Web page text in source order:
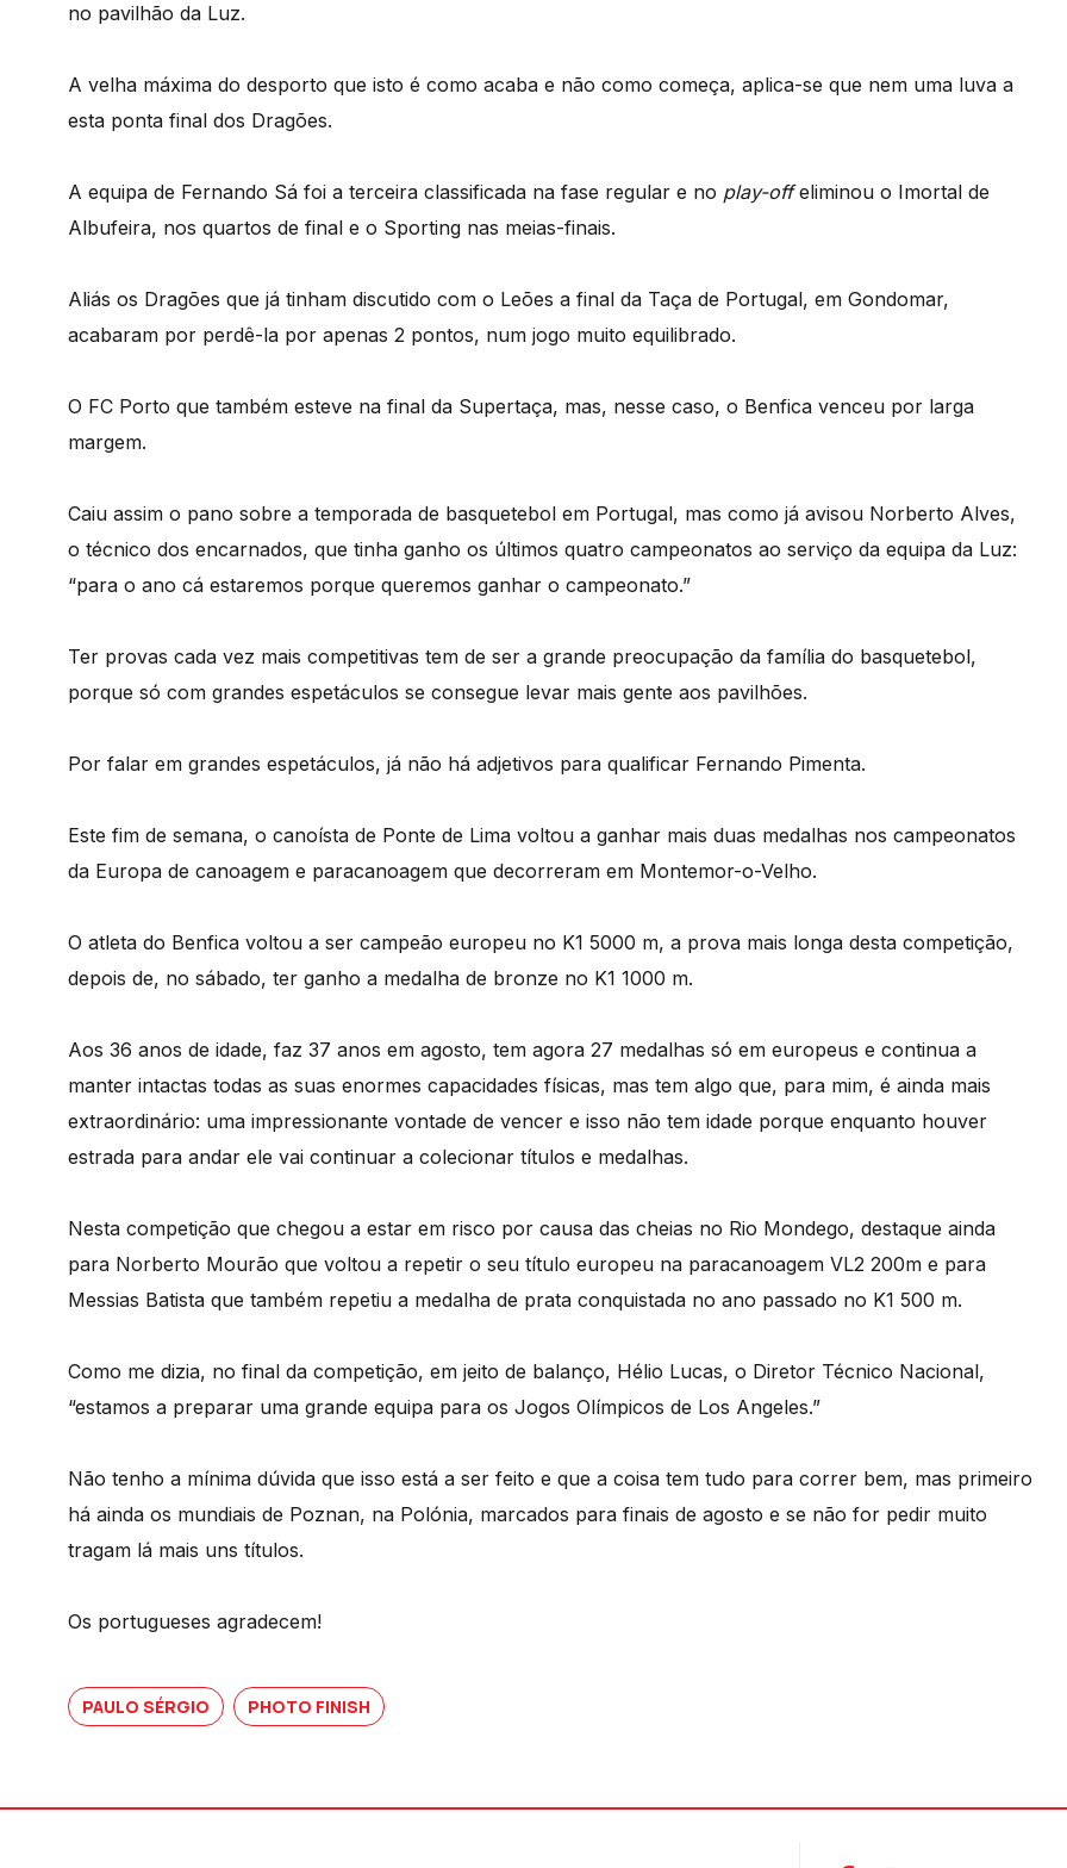
no pavilhão da Luz.
A velha máxima do desporto que isto é como acaba e não como começa, aplica-se que nem uma luva a
esta ponta final dos Dragões.
A equipa de Fernando Sá foi a terceira classificada na fase regular e no play-offeliminou o Imortal de
Albufeira, nos quartos de final e o Sporting nas meias-finais.
Aliás os Dragões que já tinham discutido com o Leões a final da Taça de Portugal, em Gondomar,
acabaram por perdê-la por apenas 2 pontos, num jogo muito equilibrado.
O FC Porto que também esteve na final da Supertaça, mas, nesse caso, o Benfica venceu por larga
margem.
Caiu assim o pano sobre a temporada de basquetebol em Portugal, mas como já avisou Norberto Alves,
o técnico dos encarnados, que tinha ganho os últimos quatro campeonatos ao serviço da equipa da Luz:
“para o ano cá estaremos porque queremos ganhar o campeonato.”
Ter provas cada vez mais competitivas tem de ser a grande preocupação da família do basquetebol,
porque só com grandes espetáculos se consegue levar mais gente aos pavilhões.
Por falar em grandes espetáculos, já não há adjetivos para qualificar Fernando Pimenta.
Este fim de semana, o canoísta de Ponte de Lima voltou a ganhar mais duas medalhas nos campeonatos
da Europa de canoagem e paracanoagem que decorreram em Montemor-o-Velho.
O atleta do Benfica voltou a ser campeão europeu no K1 5000 m, a prova mais longa desta competição,
depois de, no sábado, ter ganho a medalha de bronze no K1 1000 m.
Aos 36 anos de idade, faz 37 anos em agosto, tem agora 27 medalhas só em europeus e continua a
manter intactas todas as suas enormes capacidades físicas, mas tem algo que, para mim, é ainda mais
extraordinário: uma impressionante vontade de vencer e isso não tem idade porque enquanto houver
estrada para andar ele vai continuar a colecionar títulos e medalhas.
Nesta competição que chegou a estar em risco por causa das cheias no Rio Mondego, destaque ainda
para Norberto Mourão que voltou a repetir o seu título europeu na paracanoagem VL2 200m e para
Messias Batista que também repetiu a medalha de prata conquistada no ano passado no K1 500 m.
Como me dizia, no final da competição, em jeito de balanço, Hélio Lucas, o Diretor Técnico Nacional,
“estamos a preparar uma grande equipa para os Jogos Olímpicos de Los Angeles.”
Não tenho a mínima dúvida que isso está a ser feito e que a coisa tem tudo para correr bem, mas primeiro
há ainda os mundiais de Poznan, na Polónia, marcados para finais de agosto e se não for pedir muito
tragam lá mais uns títulos.
Os portugueses agradecem!
PAULO SÉRGIO PHOTO FINISH